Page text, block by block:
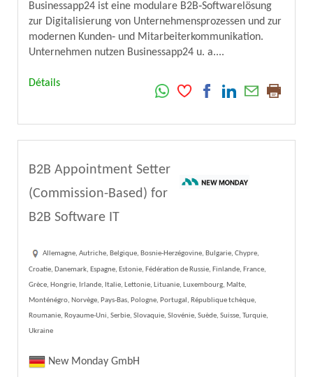
Businessapp24 ist eine modulare B2B‑Softwarelösung
zur Digitalisierung von Unternehmensprozessen und zur
modernen Kunden‑ und Mitarbeiterkommunikation.
Unternehmen nutzen Businessapp24 u. a....
Détails
B2B Appointment Setter
(Commission-Based) for
B2B Software IT
Allemagne, Autriche, Belgique, Bosnie-Herzégovine, Bulgarie, Chypre,
Croatie, Danemark, Espagne, Estonie, Fédération de Russie, Finlande, France,
Grèce, Hongrie, Irlande, Italie, Lettonie, Lituanie, Luxembourg, Malte,
Monténégro, Norvège, Pays-Bas, Pologne, Portugal, République tchèque,
Roumanie, Royaume-Uni, Serbie, Slovaquie, Slovénie, Suède, Suisse, Turquie,
Ukraine
New Monday GmbH